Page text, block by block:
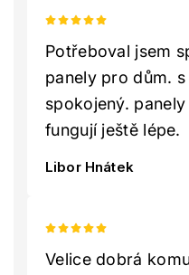
Potřeboval jsem
panely pro dům.
spokojený.
fungují ještě lépe.
Libor Hnátek
Velice dobrá